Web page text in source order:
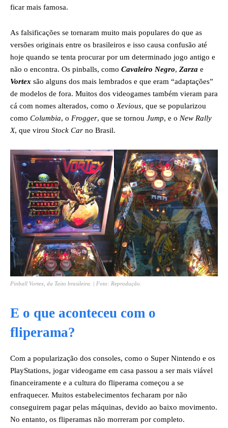
ficar mais famosa.
As falsificações se tornaram muito mais populares do que as
versões originais entre os brasileiros e isso causa confusão até
hoje quando se tenta procurar por um determinado jogo antigo e
não o encontra. Os pinballs, como Cavaleiro Negro, Zarza e
Vortex são alguns dos mais lembrados e que eram “adaptações”
de modelos de fora. Muitos dos videogames também vieram para
cá com nomes alterados, como o Xevious, que se popularizou
como Columbia, o Frogger, que se tornou Jump, e o New Rally
X, que virou Stock Car no Brasil.
Pinball Vortex, da Taito brasileira. | Foto: Reprodução.
E o que aconteceu com o
fliperama?
Com a popularização dos consoles, como o Super Nintendo e os
PlayStations, jogar videogame em casa passou a ser mais viável
financeiramente e a cultura do fliperama começou a se
enfraquecer. Muitos estabelecimentos fecharam por não
conseguirem pagar pelas máquinas, devido ao baixo movimento.
No entanto, os fliperamas não morreram por completo.